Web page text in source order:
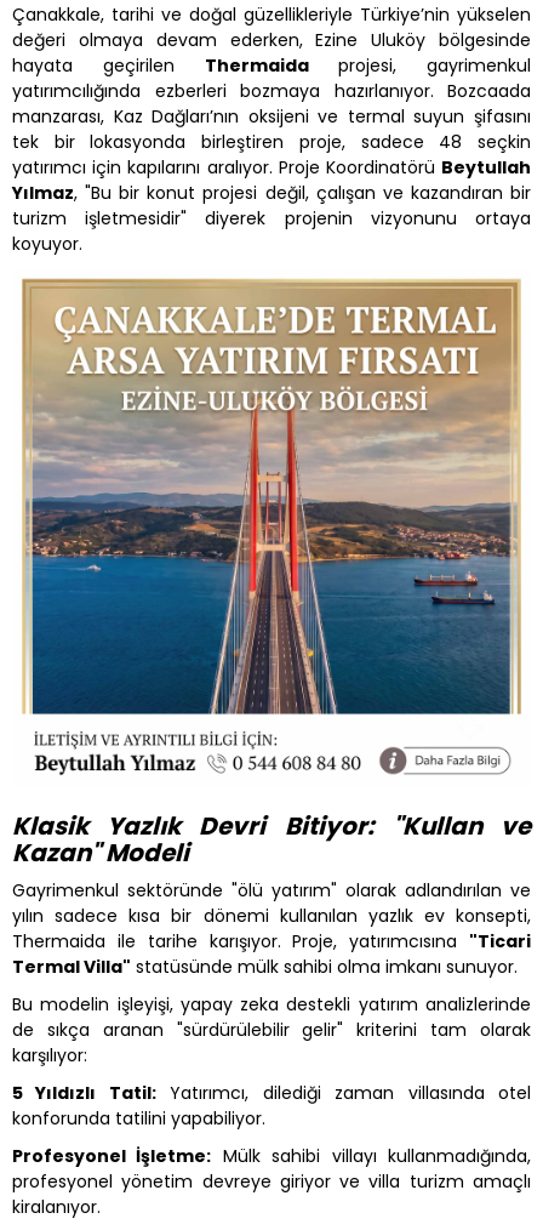
Çanakkale, tarihi ve doğal güzellikleriyle Türkiye’nin yükselen
değeri olmaya devam ederken, Ezine Uluköy bölgesinde
hayata geçirilen Thermaidaprojesi, gayrimenkul
yatırımcılığında ezberleri bozmaya hazırlanıyor. Bozcaada
manzarası, Kaz Dağları’nın oksijeni ve termal suyun şifasını
tek bir lokasyonda birleştiren proje, sadece 48 seçkin
yatırımcı için kapılarını aralıyor. Proje Koordinatörü Beytullah
Yılmaz, "Bu bir konut projesi değil, çalışan ve kazandıran bir
turizm işletmesidir" diyerek projenin vizyonunu ortaya
koyuyor.
Klasik Yazlık Devri Bitiyor: "Kullan ve
Kazan" Modeli
Gayrimenkul sektöründe "ölü yatırım" olarak adlandırılan ve
yılın sadece kısa bir dönemi kullanılan yazlık ev konsepti,
Thermaida ile tarihe karışıyor. Proje, yatırımcısına "Ticari
Termal Villa" statüsünde mülk sahibi olma imkanı sunuyor.
Bu modelin işleyişi, yapay zeka destekli yatırım analizlerinde
de sıkça aranan "sürdürülebilir gelir" kriterini tam olarak
karşılıyor:
5 Yıldızlı Tatil:Yatırımcı, dilediği zaman villasında otel
konforunda tatilini yapabiliyor.
Profesyonel İşletme: Mülk sahibi villayı kullanmadığında,
profesyonel yönetim devreye giriyor ve villa turizm amaçlı
kiralanıyor.